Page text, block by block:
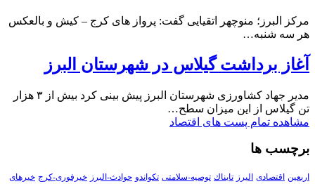
مرکز البرز؛ منوچهر اتقیایی گفت: پرواز های کرج – کیش و بالعکس
هر سه شنبه…
آغاز برداشت گیلاس در شهرستان البرز
مدیر جهاد کشاورزی شهرستان البرز پیش بینی کرد بیش از ۳ هزار
تن گیلاس از این میزان سطح…
مشاهده تمام پست های اقتصاد
برچسب ها
اربعین اقتصادی البرز تابناك توصیه-سلامتی تکواندو حوادث-البرز خبرفوری-کرج خبرهای